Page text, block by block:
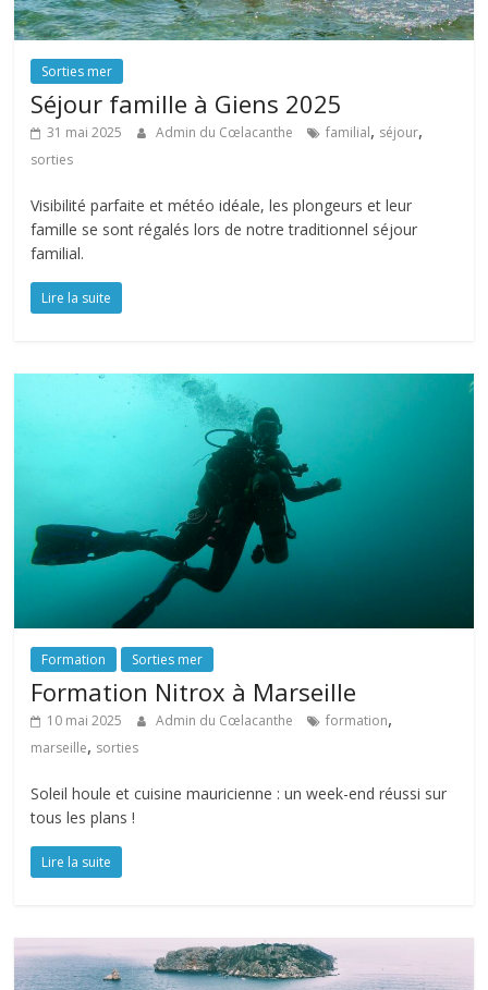
Sorties mer
Séjour famille à Giens 2025
31 mai 2025 Admin du Cœlacanthe familial, séjour,
sorties
Visibilité parfaite et météo idéale, les plongeurs et leur
famille se sont régalés lors de notre traditionnel séjour
familial.
Lire la suite
Formation Sorties mer
Formation Nitrox à Marseille
10 mai 2025 Admin du Cœlacanthe formation,
marseille, sorties
Soleil houle et cuisine mauricienne : un week-end réussi sur
tous les plans !
Lire la suite